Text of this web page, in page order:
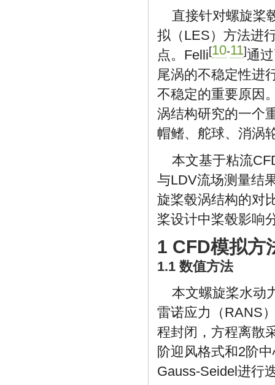
直接针对螺旋桨
拟（LES）方法进
点。Felli[10-11]通
尾涡的不稳定性进
不稳定的重要原因
涡结构研究的一个
帽鳍、舵球、消涡
本文基于粘流
与LDV流场测量结
旋桨毂涡结构的对
桨设计中桨毂影响
1 CFD模拟方
1.1 数值方法
本文螺旋桨水动
雷诺应力（RANS
程封闭，方程离散
阶迎风格式和2阶
Gauss-Seidel进行